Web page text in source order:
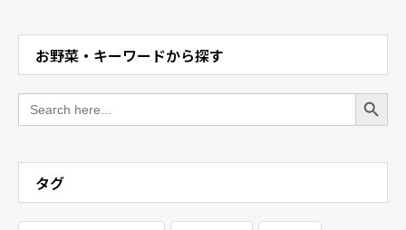
お野菜・キーワードから探す
Search
for:
Search Button
タグ